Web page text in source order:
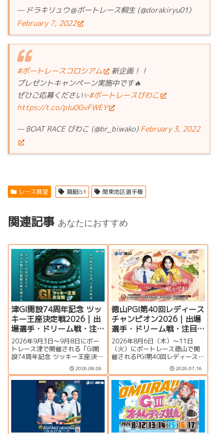
— ドラキリュウ＠ボートレース桐生 (@dorakiryu01)
February 7, 2022
#ボートレースコロシアム
新企画！！
プレゼントキャンペーン実施中です🔥
ぜひご応募ください✨#ボートレースびわこ
https://t.co/pIu0GvFWEY
— BOAT RACE びわこ (@br_biwako)February 3, 2022
レース展望 競艇G1 関東地区選手権
関連記事 あなたにおすすめ
津GI開設74周年記念 ツッ
キー王座決定戦2026｜出
場選手・ドリーム戦・注
目モーター・イベント情
報まとめ
2026年9月3日〜9月8日にボー
トレース津で開催される「GI開
設74周年記念 ツッキー王座決定
戦」の特集ページです。出場選
手一覧、シリーズ展望、ドリー
ム戦、注目モーター、水面特
徴、イベント情報まで詳しく紹
2026.08.06
徳山PGI第40回レディース
チャンピオン2026｜出場
選手・ドリーム戦・注目
モーター・イベント情報
まとめ
2026年8月6日（木）～11日
（火）にボートレース徳山で開
催されるPGI第40回レディースチ
ャンピオン（女子王座決定戦）
の特集ページです。出場選手一
覧、シリーズ展望、ドリーム
戦、注目モーター、水面特徴、
イベント情報まで詳しく紹介し
ます。
2026.07.16